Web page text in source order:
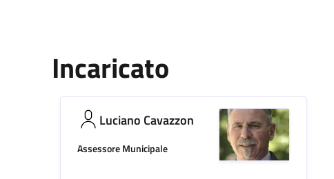
Incaricato
Luciano Cavazzon
Assessore Municipale